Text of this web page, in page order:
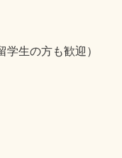
生の方も歓迎）